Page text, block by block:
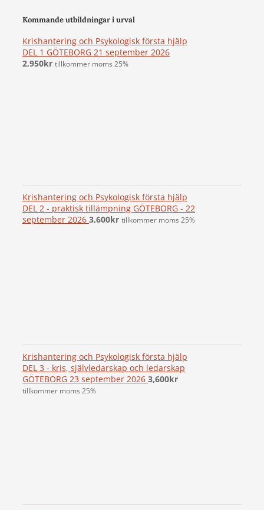
Kommande utbildningar i urval
Krishantering och Psykologisk första hjälp
DEL 1 GÖTEBORG 21 september 2026
2,950kr tillkommer moms 25%
Krishantering och Psykologisk första hjälp
DEL 2 - praktisk tillämpning GÖTEBORG - 22
september 2026 3,600kr tillkommer moms 25%
Krishantering och Psykologisk första hjälp
DEL 3 - kris, självledarskap och ledarskap
GÖTEBORG 23 september 2026 3,600kr
tillkommer moms 25%